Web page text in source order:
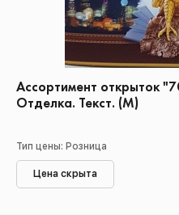
Ассортимент открыток
Отделка. Текст. (М)
Тип цены: Розница
Цена скрыта